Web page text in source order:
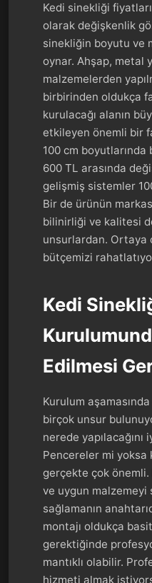
Kedi sinekliği
olarak değişkenlik
sinekliğin boyutu ve
oynar. Ahşap, metal
malzemelerden
birbirinden oldukça
kurulacağı alanın
etkileyen önemli bir
100 cm boyutlarında
600 TL arasında
gelişmiş sistemler
Bir de ürünün
bilinirliği ve kalitesi
unsurlardan. Ortaya
bütçemizi
Kedi
Edilmesi
Kurulum
birçok unsur
nerede yapılacağını
Pencereler mi yoksa
gerçekte çok
ve uygun malzemeyi
sağlamanın
montajı oldukça
gerektiğinde
mantıklı olabilir.
hizmeti almak